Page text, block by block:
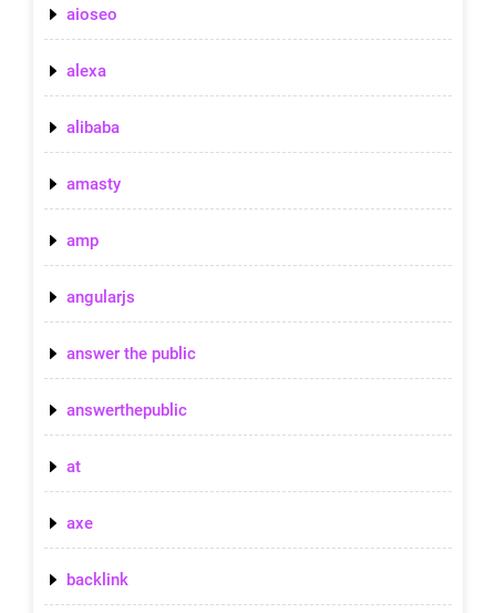
aioseo
alexa
alibaba
amasty
amp
angularjs
answer the public
answerthepublic
at
axe
backlink